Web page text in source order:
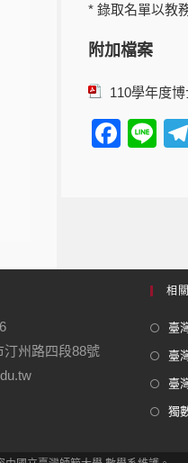
* 錄取名單以教
附加檔案
110學年度
F
o
Li
汀州路四段88號
相
臺
臺
臺
獨